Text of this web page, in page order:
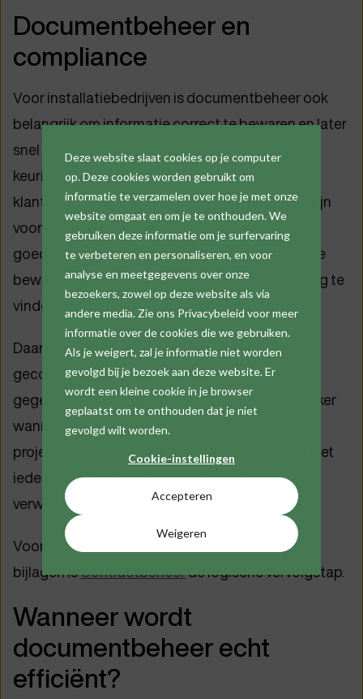
Deze website slaat cookies op je computer
op. Deze cookies worden gebruikt om
informatie te verzamelen over hoe je met onze
website omgaat en om je te onthouden. We
gebruiken deze informatie om je surfervaring
te verbeteren en personaliseren, en voor
analyse en meetgegevens over onze
bezoekers, zowel op deze website als via
andere media. Zie ons Privacybeleid voor meer
informatie over de cookies die we gebruiken.
Als je weigert, zal je informatie niet worden
gevolgd bij je bezoek aan deze website. Er
wordt een kleine cookie in je browser
geplaatst om te onthouden dat je niet
gevolgd wilt worden.
Cookie-instellingen
Accepteren
Weigeren
Documentbeheer en
compliance
Voor installatiebedrijven is documentbeheer ook
belangrijk om informatie correct te bewaren en later
snel te kunnen aantonen. Denk aan attesten,
keuringsverslagen, opleverdossiers,
klantcommunicatie of documenten die nodig zijn
voor interne opvolging en externe controle. Een
goed systeem helpt om die stukken niet alleen te
bewaren, maar ook logisch te archiveren en terug te
vinden.
Daarnaast spelen toegangsrechten en
gecontroleerde opslag een rol bij
gegevensbescherming en interne veiligheid. Zeker
wanneer meerdere medewerkers met klant- en
projectinformatie werken, is het belangrijk dat niet
iedereen zomaar alles kan aanpassen of
verwijderen.
Voor het beheer van contractdocumenten en
bijlagen isContractbeheerde logische vervolgstap.
Wanneer wordt
documentbeheer echt
efficiënt?